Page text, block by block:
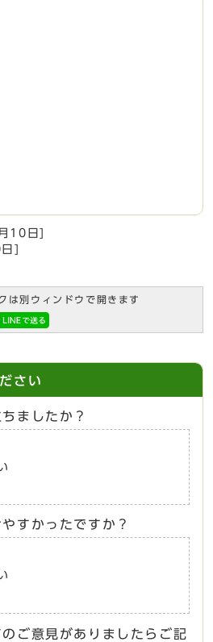
10日
は別ウィンドウで開きます
さい
ましたか？
すかったですか？
ご意見がありましたらご記